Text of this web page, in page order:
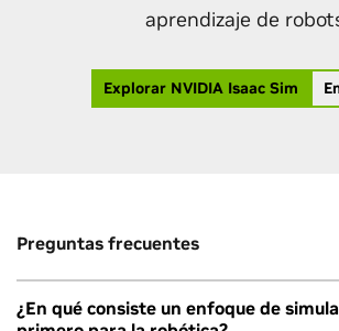
aprendizaje de
Explorar NVIDIA Isaac Sim
Preguntas frecuentes
¿En qué consiste un enfoque de